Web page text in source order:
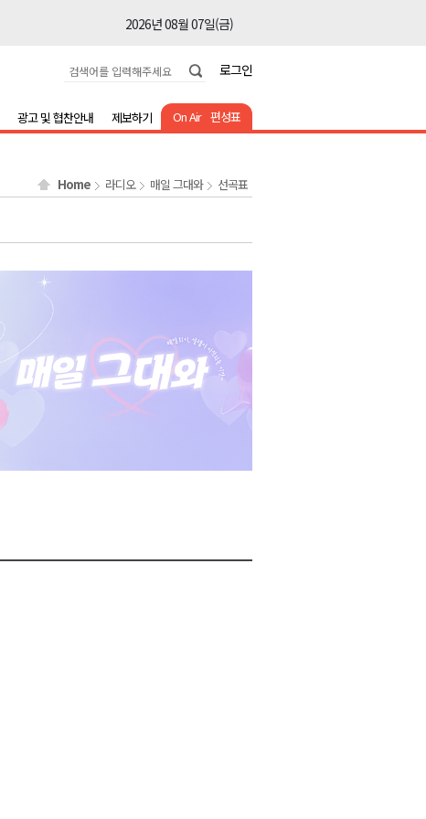
2026년 08월 07일(금)
2026년 08월 07일(금)
2026년 08월 07일(금)
2026년 08월 07일(금)
2026년 08월 07일(금)
2026년 08월 07일(금)
2026년 08월 07일(금)
로그인
On Air 편성표
광고 및 협찬안내 제보하기
Home 라디오 매일 그대와 선곡표